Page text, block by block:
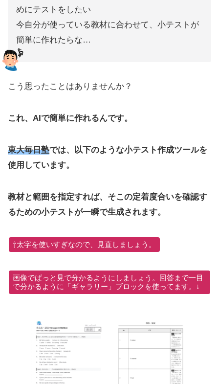
めにテストをしたい
今自分が使っている教材に合わせて、小テストが
簡単に作れたらな…
こう思ったことはありませんか？
これ、AIで簡単に作れるんです。
東大毎日塾では、以下のような小テスト作成ツールを
使用しています。
教材と範囲を指定すれば、そこの定着度合いを確認す
るための小テストが一瞬で生成されます。
⇧太字を使いすぎなので、見直しましょう。
画像でぱっと見で分かるようにしましょう。回答まで一目
で分かるように「ギャラリー」ブロックを使ってます。↓